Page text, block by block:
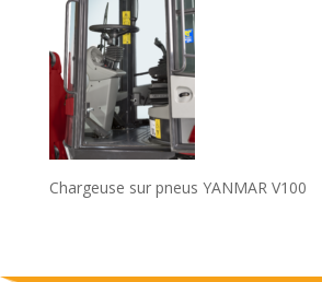
Chargeuse sur pneus YANMAR V100